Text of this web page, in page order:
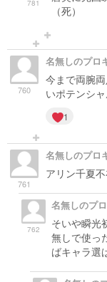
781
（死）
760
名無しのプロ
今まで両腕
いポテンシ
1
761
名無しのプロ
アリン千夏
762
名無しのプ
そいや瞬光
無しで使っ
ばキャラ選